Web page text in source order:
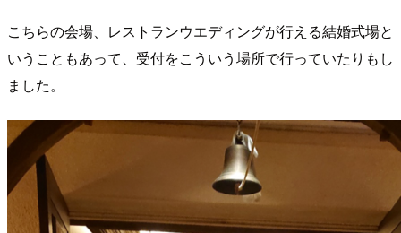
こちらの会場、レストランウエディングが行える結婚式場と
いうこともあって、受付をこういう場所で行っていたりもし
ました。